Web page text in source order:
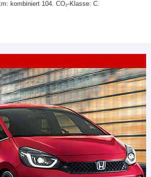
kombiniert 104. CO₂-Klasse: C.